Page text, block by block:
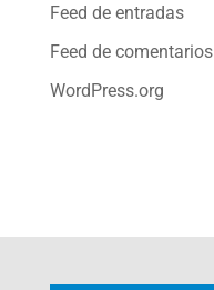
Feed de entradas
Feed de comentarios
WordPress.org